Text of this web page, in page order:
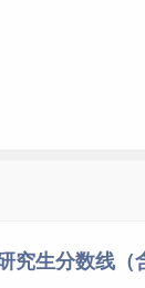
究生分数线（